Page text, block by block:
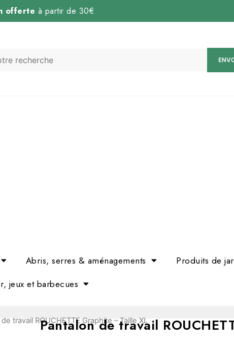
offerte à partir de 30€
Abris, serres & aménagements Produits de
jeux et barbecues
travail ROUCHETTE Graphite – Taille XL
Pantalon de travail